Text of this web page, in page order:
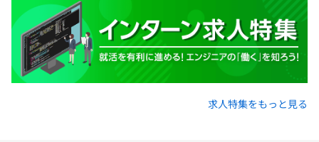
求人特集をもっと見る